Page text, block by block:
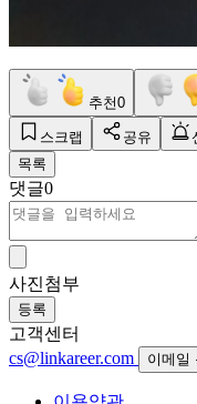
추천0
스크랩 공유
목록
댓글0
사진첨부
등록
고객센터
cs@linkareer.com
이메일